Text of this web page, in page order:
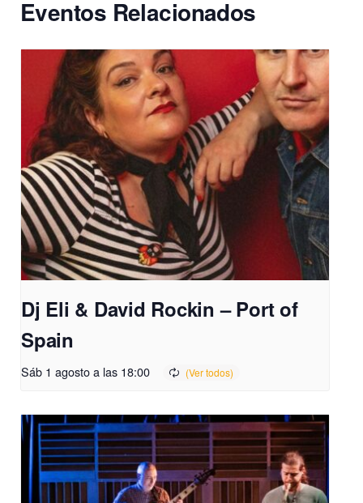
Eventos Relacionados
Dj Eli & David Rockin – Port of
Spain
Sáb 1 agosto a las 18:00